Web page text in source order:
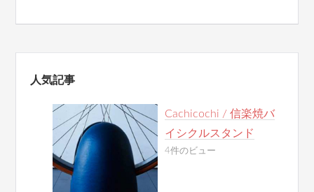
人気記事
Cachicochi / 信楽焼バ
イシクルスタンド
4件のビュー